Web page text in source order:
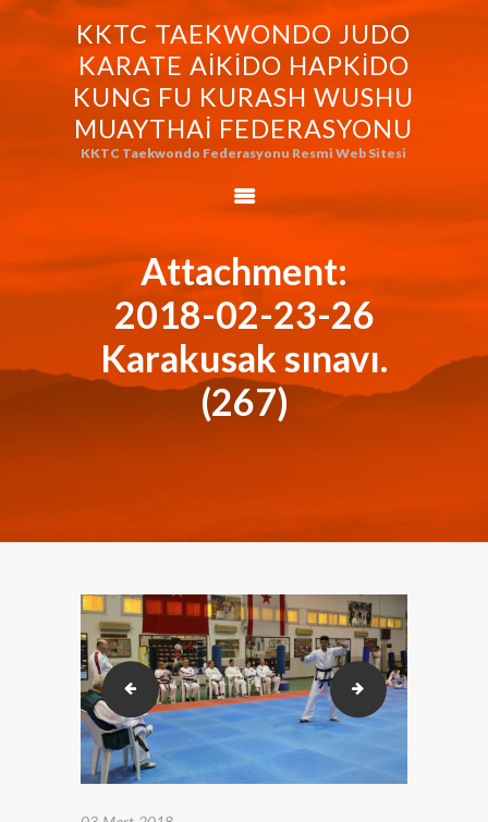
KKTC TAEKWONDO JUDO
KARATE AIKIDO HAPKIDO
KUNG FU KURASH WUSHU
MUAYTHAI FEDERASYONU
KKTC Taekwondo Federasyonu Resmi Web Sitesi
Attachment:
2018-02-23-26
Karakusak sınavı.
(267)
KKTC TAEKWONDO JUDO KARATE
AIKIDO HAPKIDO KUNG FU KURASH
WUSHU MUAYTHAI FEDERASYONU
KKTC Taekwondo Federasyonu Resmi Web Sitesi
FEDERASYONUMUZ
TAEKWONDO
FEDERASYONU
WORLD BUDO
MARTIALARTS
MOK-EZG-2000/2013
PHOTO GALLERY
2018-02-23-26 Karakusak sınavı. (266) 2018-02-23-26